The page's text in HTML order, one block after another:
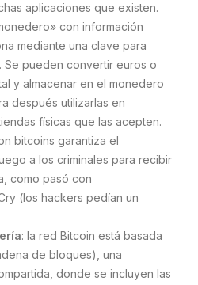
aplicaciones que existen.
con información
mediante una clave para
Se pueden convertir euros o
y almacenar en el monedero
después utilizarlas en
físicas que las acepten.
bitcoins garantiza el
a los criminales para recibir
como pasó con
(los hackers pedían un
: la red Bitcoin está basada
de bloques), una
donde se incluyen las